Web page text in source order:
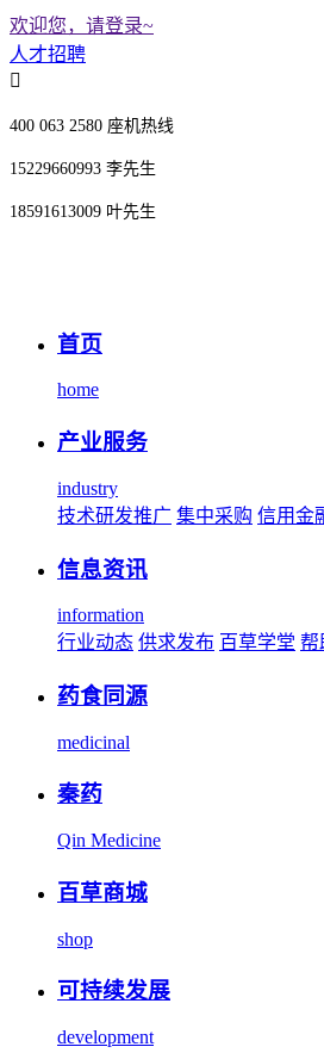
欢迎您，请登录~
人才招聘
400 063 2580 座机热线
15229660993 李先生
18591613009 叶先生
首页
home
产业服务
industry
技术研发推广 集中采购 信用金
信息资讯
information
行业动态 供求发布 百草学堂 帮
药食同源
medicinal
秦药
Qin Medicine
百草商城
shop
可持续发展
development